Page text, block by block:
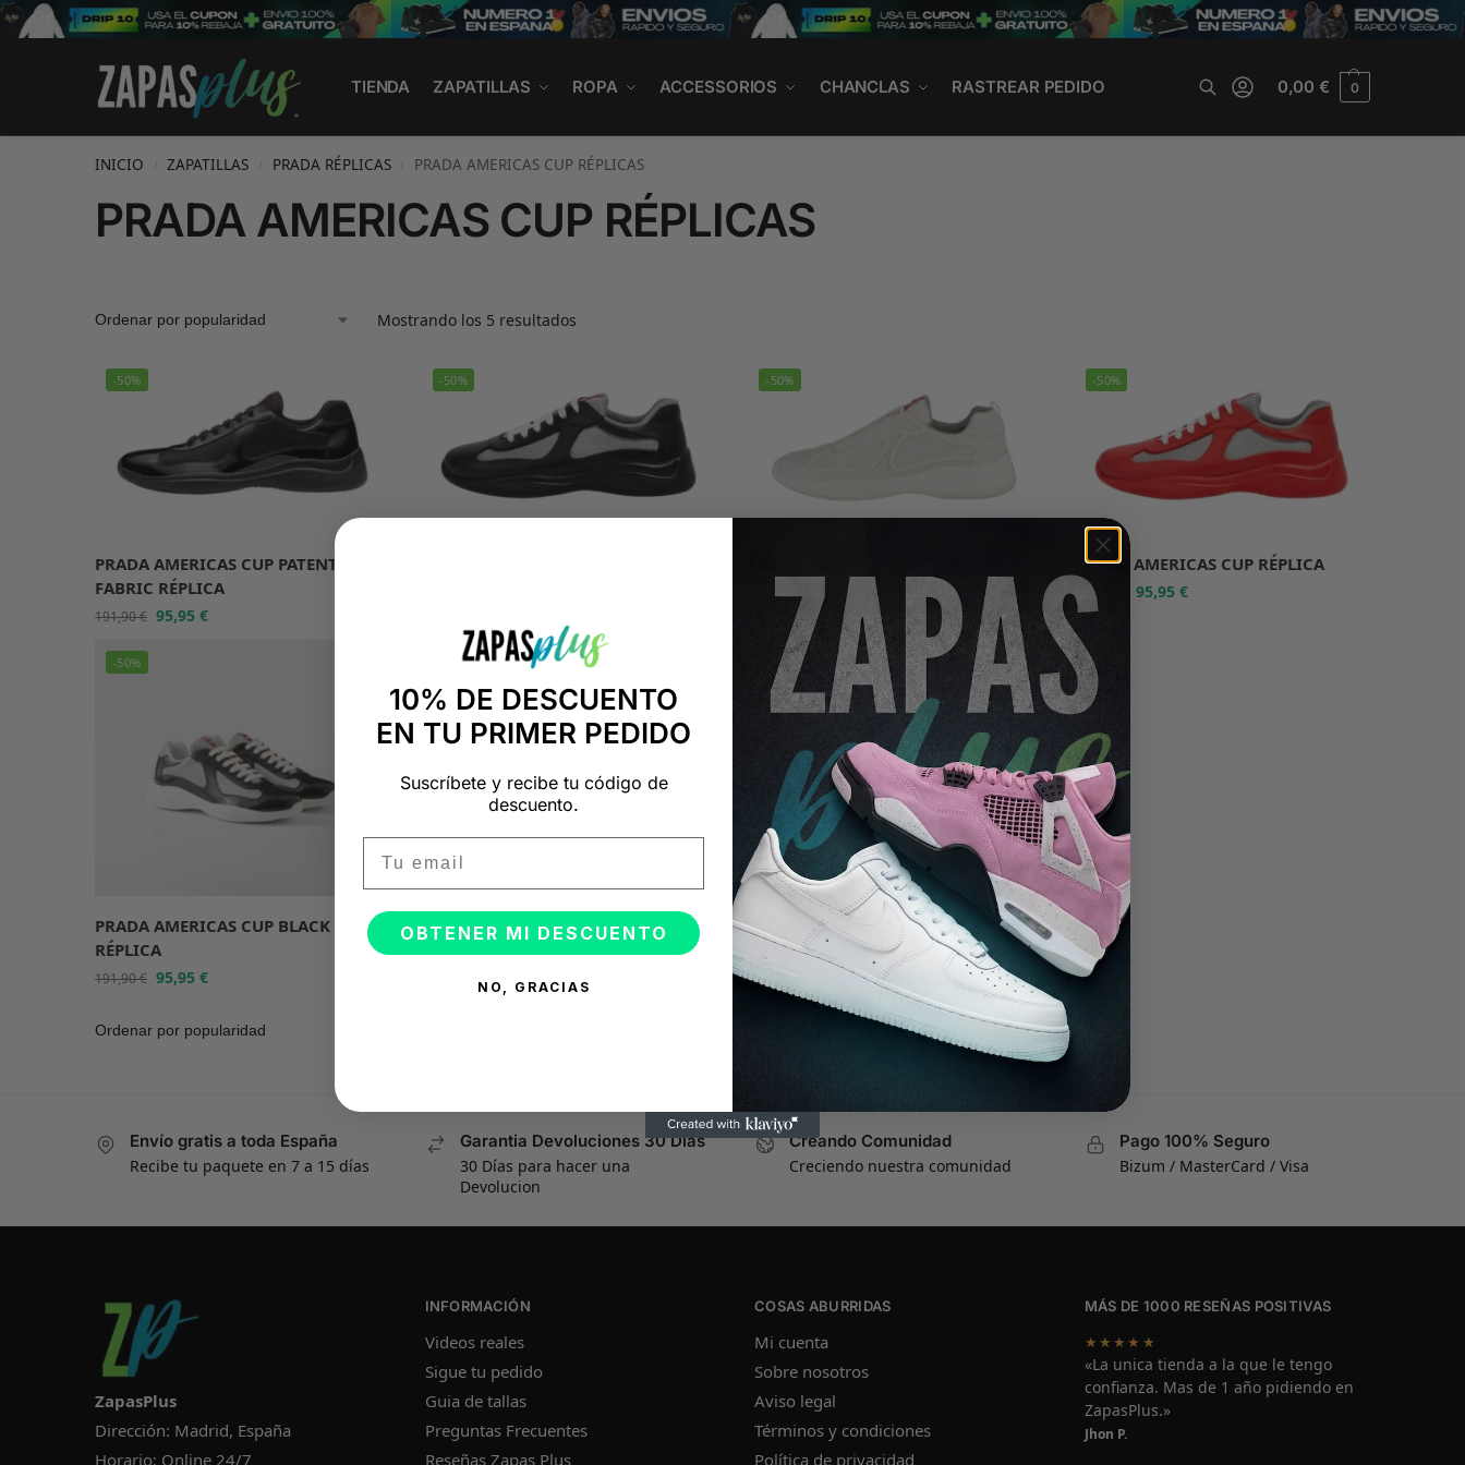
TIENDA ZAPATILLAS ROPA ACCESSORIOS CHANCLAS RASTREAR PEDIDO
Search
0,00€ 0
INICIO ZAPATILLAS PRADA RÉPLICAS PRADA AMERICAS CUP RÉPLICAS
PRADA AMERICAS CUP RÉPLICAS
Mostrando los 5 resultados
-50%
PRADA AMERICAS CUP PATENT BIKE
FABRIC RÉPLICA
191,90€ 95,95 €
-50% -50%
95,95
-50%
PRADA AMERICAS CUP RÉPLICA
191,90 95,95 €
-50%
PRADA AMERICAS CUP BLACK
RÉPLICA
191,90€ 95,95 €
Envío gratis a toda España
Recibe tu paquete en 7 a 15 días
Garantia Devoluciones 30 Días
30 Días para hacer una
Devolucion
Creando Comunidad
Creciendo nuestra comunidad
Pago 100% Seguro
Bizum / MasterCard / Visa
ZapasPlus
Dirección: Madrid, España
Horario: Online 24/7
INFORMACIÓN
Videos reales
Sigue tu pedido
Guia de tallas
Preguntas Frecuentes
Reseñas Zapas Plus
COSAS ABURRIDAS
Mi cuenta
Sobre nosotros
Aviso legal
Términos y condiciones
Política de privacidad
MÁS DE 1000 RESEÑAS POSITIVAS
★★★★★
«La unica tienda a la que le tengo
confianza. Mas de 1 año pidiendo en
ZapasPlus.»
Jhon P.
10% DE DESCUENTO
EN TU PRIMER PEDIDO
Suscríbete y recibe tu código de
descuento.
OBTENER MI DESCUENTO
NO, GRACIAS